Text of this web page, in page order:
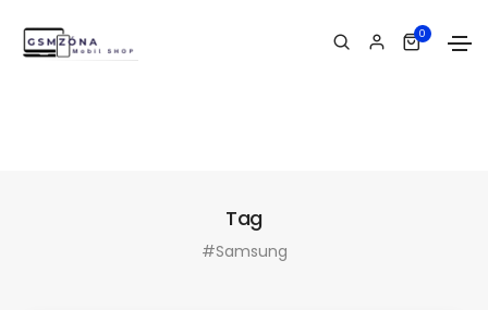
0
Tag
#Samsung